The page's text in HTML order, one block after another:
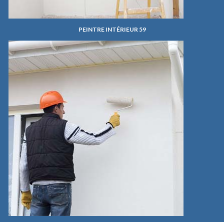
PEINTRE INTÉRIEUR 59